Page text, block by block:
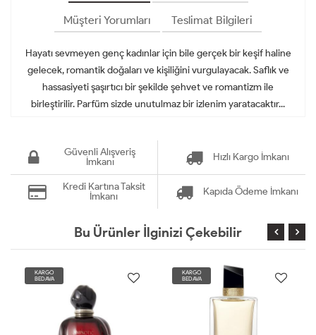
Müşteri Yorumları Teslimat Bilgileri
Hayatı sevmeyen genç kadınlar için bile gerçek bir keşif haline
gelecek, romantik doğaları ve kişiliğini vurgulayacak. Saflık ve
hassasiyeti şaşırtıcı bir şekilde şehvet ve romantizm ile
birleştirilir. Parfüm sizde unutulmaz bir izlenim yaratacaktır...
Güvenli Alışveriş
İmkanı
Hızlı Kargo İmkanı
Kredi Kartına Taksit
İmkanı
Kapıda Ödeme İmkanı
Bu Ürünler İlginizi Çekebilir
KARGO
BEDAVA
KARGO
BEDAVA